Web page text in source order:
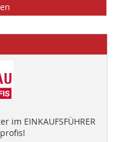
im EINKAUFSFÜHRER